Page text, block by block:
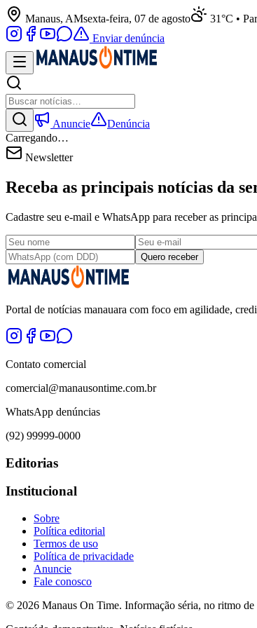
Manaus, AMsexta-feira, 07 de agosto 31°C •
Enviar denúncia
Anuncie
Denúncia
Carregando…
Newsletter
Receba as principais notícias da
Cadastre seu e-mail e WhatsApp para receber as
Quero receber
Portal de notícias manauara com foco em agilidade,
Contato comercial
comercial@manausontime.com.br
WhatsApp denúncias
(92) 99999-0000
Editorias
Institucional
Sobre
Política editorial
Termos de uso
Política de privacidade
Anuncie
Fale conosco
© 2026 Manaus On Time. Informação séria, no ritmo de